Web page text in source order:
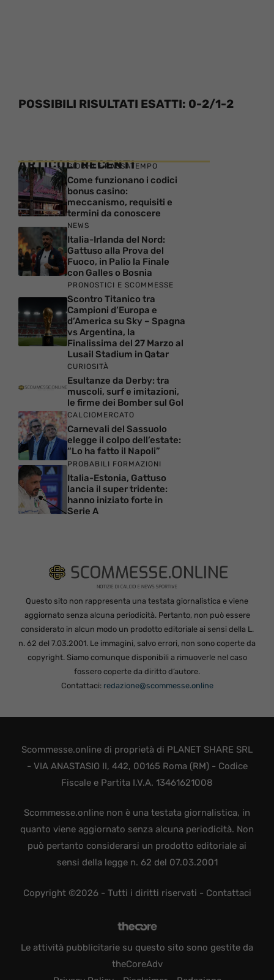
POSSIBILI RISULTATI ESATTI: 0-2/1-2
ARTICOLI RECENTI
GIOCHI E PASSATEMPO
Come funzionano i codici
bonus casino:
meccanismo, requisiti e
termini da conoscere
NEWS
Italia-Irlanda del Nord:
Gattuso alla Prova del
Fuoco, in Palio la Finale
con Galles o Bosnia
PRONOSTICI E SCOMMESSE
Scontro Titanico tra
Campioni d’Europa e
d’America su Sky – Spagna
vs Argentina, la
Finalissima del 27 Marzo al
Lusail Stadium in Qatar
CURIOSITÀ
Esultanze da Derby: tra
muscoli, surf e imitazioni,
le firme dei Bomber sul Gol
CALCIOMERCATO
Carnevali del Sassuolo
elegge il colpo dell’estate:
“Lo ha fatto il Napoli”
PROBABILI FORMAZIONI
Italia-Estonia, Gattuso
lancia il super tridente:
hanno iniziato forte in
Serie A
Questo sito non rappresenta una testata giornalistica e viene
aggiornato senza alcuna periodicità. Pertanto, non può essere
considerato in alcun modo un prodotto editoriale ai sensi della L.
n. 62 del 7.03.2001. Le immagini, salvo errori, non sono coperte da
copyright. Siamo comunque disponibili a rimuoverle nel caso
fossero coperte da diritto d’autore.
Contattaci: redazione@scommesse.online
Scommesse.online di proprietà di PLANET SHARE SRL
- VIA ANASTASIO II, 442, 00165 Roma (RM) - Codice
Fiscale e Partita I.V.A. 13461621008
Scommesse.online non è una testata giornalistica, in
quanto viene aggiornato senza alcuna periodicità. Non
può pertanto considerarsi un prodotto editoriale ai
sensi della legge n. 62 del 07.03.2001
Copyright ©2026 - Tutti i diritti riservati - Contattaci
Le attività pubblicitarie su questo sito sono gestite da
theCoreAdv